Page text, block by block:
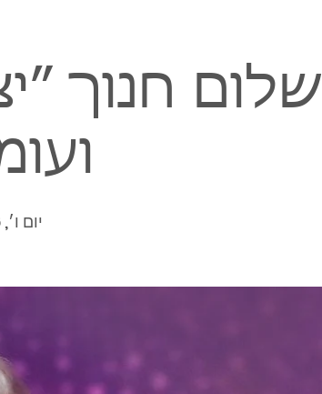
שלום חנוך
יום ו׳, 16 באוק׳